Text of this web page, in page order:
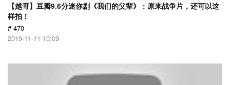
【越哥】豆瓣9.6分迷你剧《我们的父辈》：原来战争片，还可以这
样拍！
# 470
2019-11-11 10:09